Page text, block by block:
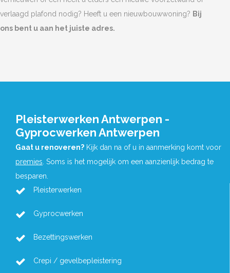
verlaagd plafond nodig? Heeft u een nieuwbouwwoning? Bij
ons bent u aan het juiste adres.
Pleisterwerken Antwerpen -
Gyprocwerken Antwerpen
Gaat u renoveren? Kijk dan na of u in aanmerking komt voor
premies. Soms is het mogelijk om een aanzienlijk bedrag te
besparen.
Pleisterwerken
Gyprocwerken
Bezettingswerken
Crepi / gevelbepleistering